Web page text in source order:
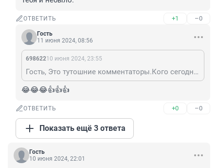
ОТВЕТИТЬ +1 –0
Гость
11 июня 2024, 08:56
69862210 июня 2024, 23:55
Гость, Это тутошние комментаторы.Кого сегодня не было?
😂😂😂👍👍👍
ОТВЕТИТЬ +0 –0
Показать ещё 3 ответа
Гость
10 июня 2024, 22:01